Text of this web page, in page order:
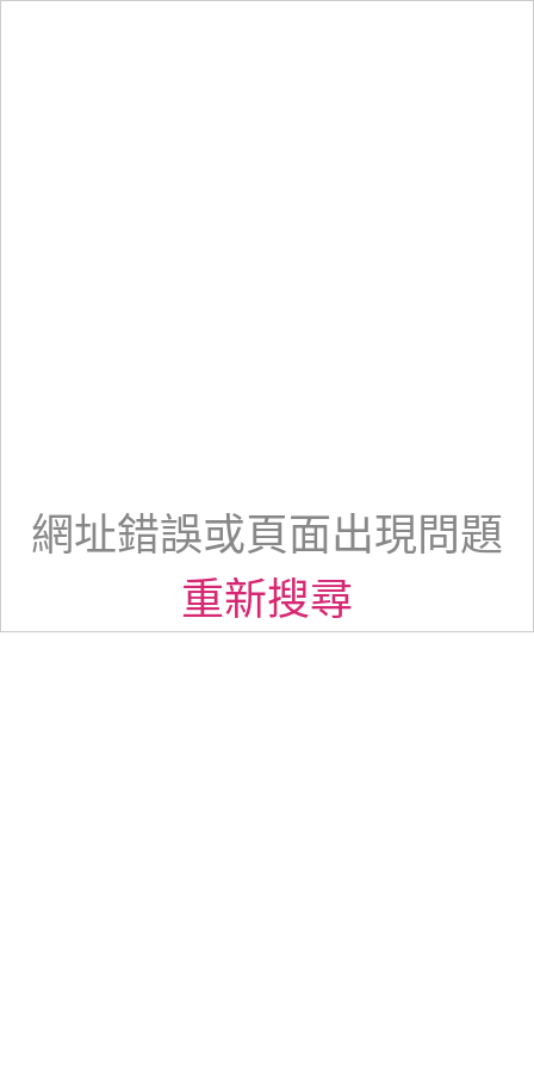
網址錯誤或頁面出現問題
重新搜尋